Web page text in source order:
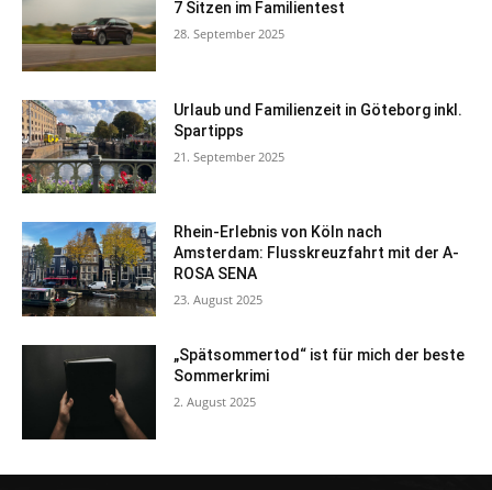
7 Sitzen im Familientest
28. September 2025
Urlaub und Familienzeit in Göteborg inkl.
Spartipps
21. September 2025
Rhein-Erlebnis von Köln nach
Amsterdam: Flusskreuzfahrt mit der A-
ROSA SENA
23. August 2025
„Spätsommertod“ ist für mich der beste
Sommerkrimi
2. August 2025